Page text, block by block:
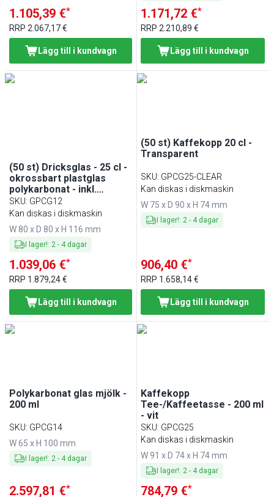
1.105,39 €*
RRP 2.067,17 €
Lägg till i kundvagn
1.171,72 €*
RRP2.210,89 €
Lägg till i kundvagn
(50 st) Dricksglas - 25 cl -
okrossbart plastglas
polykarbonat - inkl.
stapelbar design
SKU: GPCG12
Kan diskas i diskmaskin
W 80 x D 80 x H 116 mm
I lager!: 2- 4 dagar
1.039,06 €*
RRP 1.879,24 €
Lägg till i kundvagn
(50 st) Kaffekopp 20 cl -
Transparent
SKU: GPCG25-CLEAR
Kan diskas i diskmaskin
W 75 x D 90 x H 74 mm
I lager!: 2 - 4 dagar
906,40 €*
RRP 1.658,14 €
Lägg till i kundvagn
Polykarbonat glas mjölk -
200 ml
SKU: GPCG14
W 65 x H 100 mm
I lager!: 2- 4 dagar
2.597,81 €*
Kaffekopp
Tee-/Kaffeetasse - 200 ml
- vit
SKU: GPCG25
Kan diskas i diskmaskin
W 91 x D 74 x H 74 mm
I lager!: 2 - 4 dagar
784,79 €*